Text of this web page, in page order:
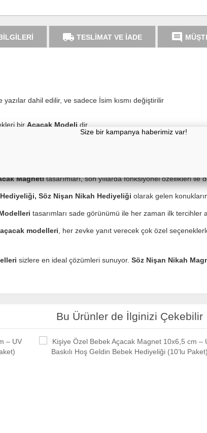
local_shipping TESLİMAT VE İADE comment
dahil edilir, ve sadece İsim kısmı değiştirilir
bir Açacak Modeli dir.
Magnetitasarımları, son yıllarda fonksiyonel özellikleri ile
Söz Nişan Nikah Hediyeliği olarak gelen
tasarımları sade görünümü ile her zaman ilk tercihler
modelleri , her zevke yanıt verecek çok özel
sizlere en ideal çözümleri sunuyor. Söz Nişan Nikah
Bu Ürünler de İlginizi Çekebilir